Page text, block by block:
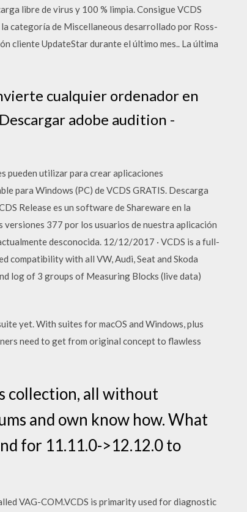
libre de virus y 100 % limpia. Consigue VCDS
categoría de Miscellaneous desarrollado por Ross-
cliente UpdateStar durante el último mes.. La última
cualquier ordenador en
adobe audition -
pueden utilizar para crear aplicaciones
para Windows (PC) de VCDS GRATIS. Descarga
Release es un software de Shareware en la
377 por los usuarios de nuestra aplicación
desconocida. 12/12/2017 · VCDS is a full-
compatibility with all VW, Audi, Seat and Skoda
log of 3 groups of Measuring Blocks (live data)
yet. With suites for macOS and Windows, plus
need to get from original concept to flawless
collection, all without
and own know how. What
for 11.11.0->12.12.0 to
VAG-COM.VCDS is primarity used for diagnostic